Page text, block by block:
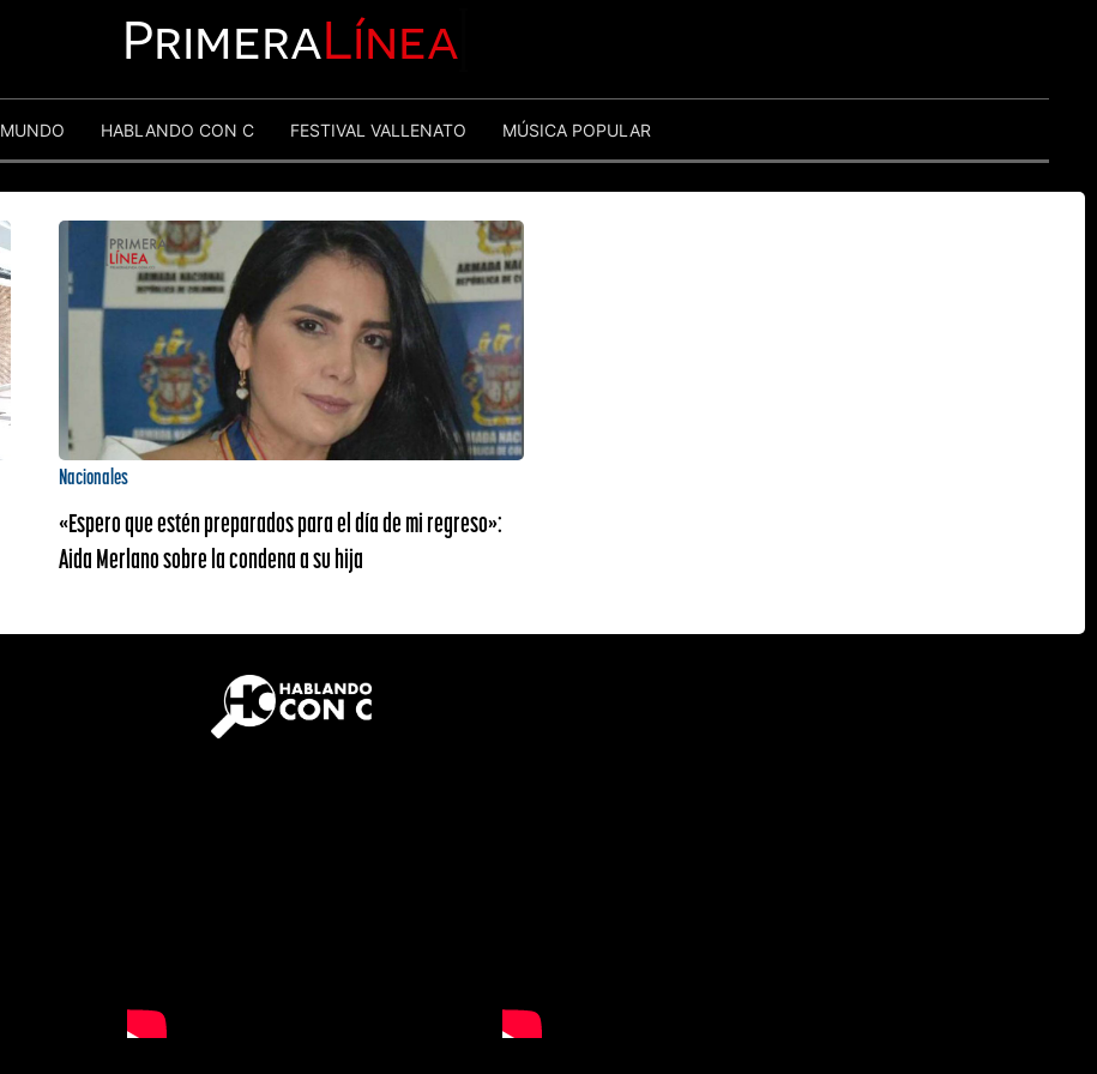
PrimeraLínea
MUNDO HABLANDO CON C FESTIVAL VALLENATO MÚSICA POPULAR
Nacionales
«Espero que estén preparados para el día de mi regreso»:
Aida Merlano sobre la condena a su hija